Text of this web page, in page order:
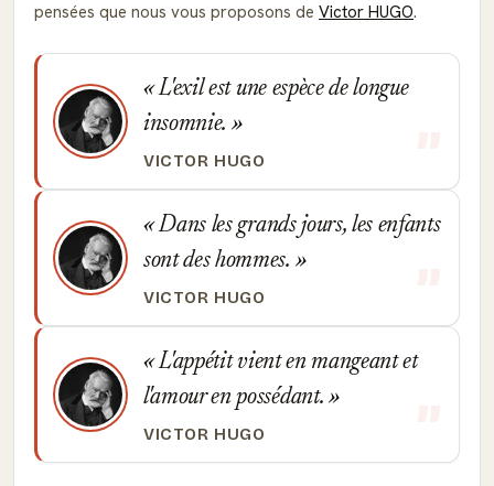
pensées que nous vous proposons de Victor HUGO.
L'exil est une espèce de longue
insomnie.
VICTOR HUGO
Dans les grands jours, les enfants
sont des hommes.
VICTOR HUGO
L'appétit vient en mangeant et
l'amour en possédant.
VICTOR HUGO